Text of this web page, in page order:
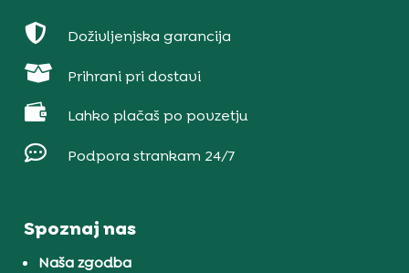
 Doživljenjska garancija
 Prihrani pri dostavi
 Lahko plačaš po povzetju
 Podpora strankam 24/7
Spoznaj nas
Naša zgodba